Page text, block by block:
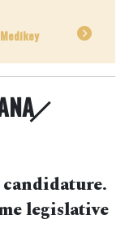
legislative